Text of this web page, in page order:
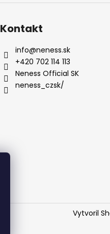
Kontakt
info@neness.sk
+420 702 114 113
Neness Official SK
neness_czsk/
Vytvoril